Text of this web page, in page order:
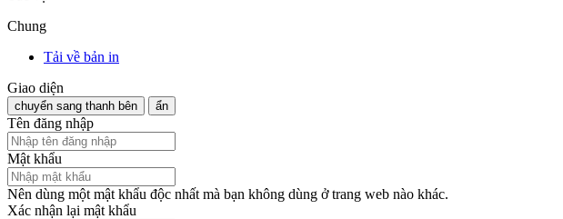
Chung
Tải về bản in
Giao diện
chuyển sang thanh bên ẩn
Tên đăng nhập
Mật khẩu
Nên dùng một mật khẩu độc nhất mà bạn không dùng ở trang web nào khác.
Xác nhận lại mật khẩu